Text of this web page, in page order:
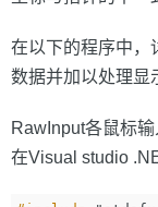
在以下的程序中，
数据并加以处理显
RawInput各鼠标
在Visual studio